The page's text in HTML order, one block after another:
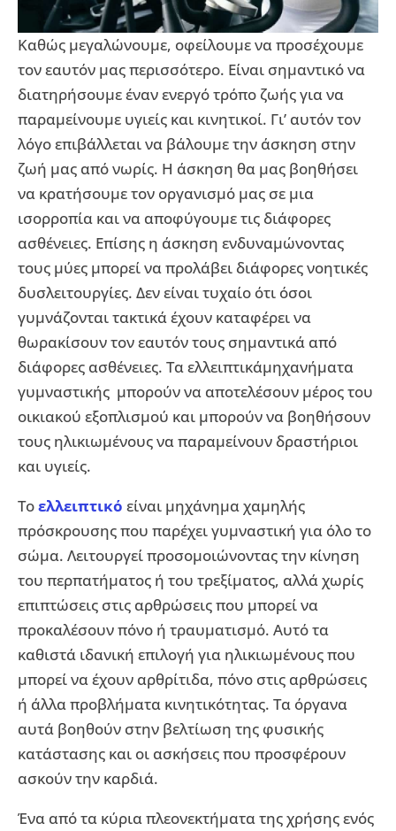
Καθώς μεγαλώνουμε, οφείλουμε να προσέχουμε
τον εαυτόν μας περισσότερο. Είναι σημαντικό να
διατηρήσουμε έναν ενεργό τρόπο ζωής για να
παραμείνουμε υγιείς και κινητικοί. Γι’ αυτόν τον
λόγο επιβάλλεται να βάλουμε την άσκηση στην
ζωή μας από νωρίς. Η άσκηση θα μας βοηθήσει
να κρατήσουμε τον οργανισμό μας σε μια
ισορροπία και να αποφύγουμε τις διάφορες
ασθένειες. Επίσης η άσκηση ενδυναμώνοντας
τους μύες μπορεί να προλάβει διάφορες νοητικές
δυσλειτουργίες. Δεν είναι τυχαίο ότι όσοι
γυμνάζονται τακτικά έχουν καταφέρει να
θωρακίσουν τον εαυτόν τους σημαντικά από
διάφορες ασθένειες. Τα ελλειπτικάμηχανήματα
γυμναστικής μπορούν να αποτελέσουν μέρος του
οικιακού εξοπλισμού και μπορούν να βοηθήσουν
τους ηλικιωμένους να παραμείνουν δραστήριοι
και υγιείς.
Τοελλειπτικό είναι μηχάνημα χαμηλής
πρόσκρουσης που παρέχει γυμναστική για όλο το
σώμα. Λειτουργεί προσομοιώνοντας την κίνηση
του περπατήματος ή του τρεξίματος, αλλά χωρίς
επιπτώσεις στις αρθρώσεις που μπορεί να
προκαλέσουν πόνο ή τραυματισμό. Αυτό τα
καθιστά ιδανική επιλογή για ηλικιωμένους που
μπορεί να έχουν αρθρίτιδα, πόνο στις αρθρώσεις
ή άλλα προβλήματα κινητικότητας. Τα όργανα
αυτά βοηθούν στην βελτίωση της φυσικής
κατάστασης και οι ασκήσεις που προσφέρουν
ασκούν την καρδιά.
Ένα από τα κύρια πλεονεκτήματα της χρήσης ενός